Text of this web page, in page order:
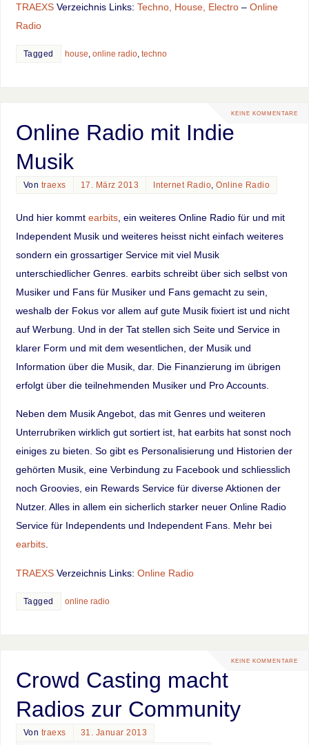
TRAEXSVerzeichnis Links: Techno, House, Electro– Online
Radio
Tagged house, online radio, techno
KEINE KOMMENTARE
Online Radio mit Indie
Musik
Von traexs 17. März 2013 Internet Radio ,Online Radio
Und hier kommt earbits, ein weiteres Online Radio für und mit
Independent Musik und weiteres heisst nicht einfach weiteres
sondern ein grossartiger Service mit viel Musik
unterschiedlicher Genres. earbits schreibt über sich selbst von
Musiker und Fans für Musiker und Fans gemacht zu sein,
weshalb der Fokus vor allem auf gute Musik fixiert ist und nicht
auf Werbung. Und in der Tat stellen sich Seite und Service in
klarer Form und mit dem wesentlichen, der Musik und
Information über die Musik, dar. Die Finanzierung im übrigen
erfolgt über die teilnehmenden Musiker und Pro Accounts.
Neben dem Musik Angebot, das mit Genres und weiteren
Unterrubriken wirklich gut sortiert ist, hat earbits hat sonst noch
einiges zu bieten. So gibt es Personalisierung und Historien der
gehörten Musik, eine Verbindung zu Facebook und schliesslich
noch Groovies, ein Rewards Service für diverse Aktionen der
Nutzer. Alles in allem ein sicherlich starker neuer Online Radio
Service für Independents und Independent Fans. Mehr bei
earbits.
TRAEXSVerzeichnis Links: Online Radio
Tagged online radio
KEINE KOMMENTARE
Crowd Casting macht
Radios zur Community
Von traexs
31. Januar 2013